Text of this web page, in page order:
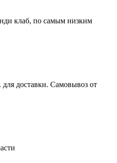
клаб, по самым низким
доставки. Самовывоз от